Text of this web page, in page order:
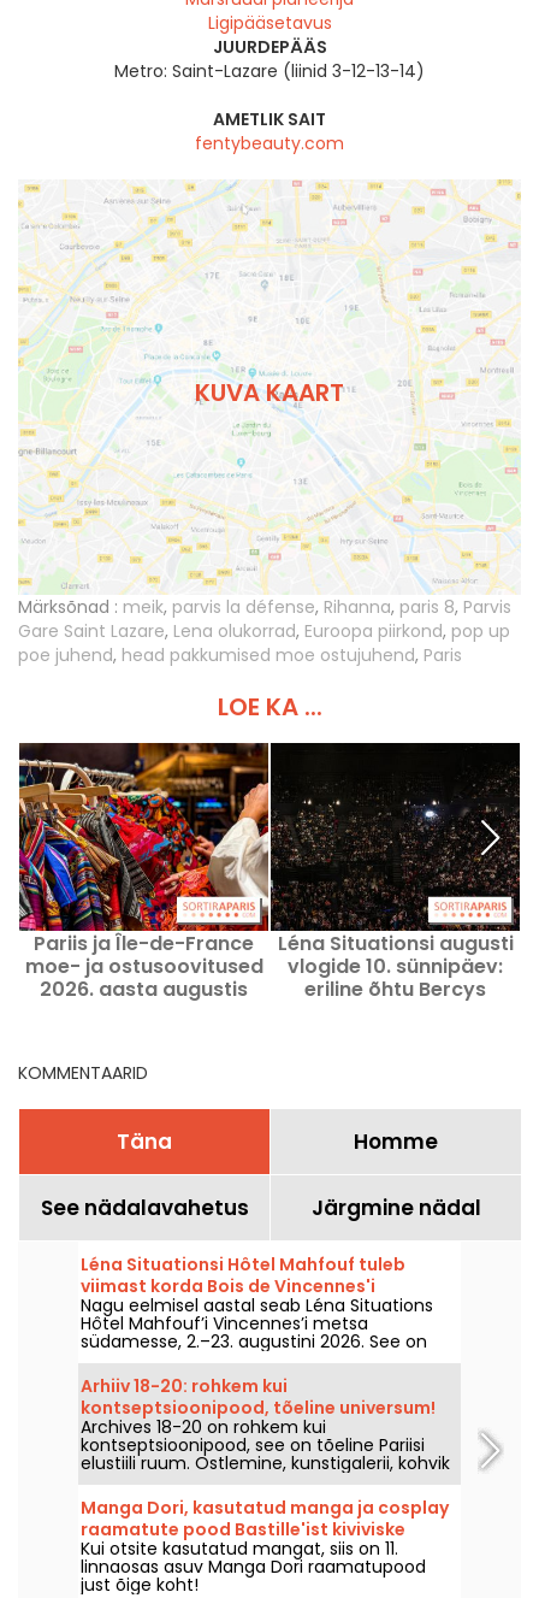
Ligipääsetavus
JUURDEPÄÄS
Metro: Saint-Lazare (liinid 3-12-13-14)
AMETLIK SAIT
fentybeauty.com
KUVA KAART
Märksõnad : meik, parvis la défense, Rihanna, paris 8, Parvis
Gare Saint Lazare, Lena olukorrad, Euroopa piirkond, pop up
poe juhend, head pakkumised moe ostujuhend, Paris
LOE KA ...
Pariis ja Île-de-France
moe- ja ostusoovitused
2026. aasta augustis
Léna Situationsi augusti
vlogide 10. sünnipäev:
eriline õhtu Bercys
KOMMENTAARID
Täna Homme
See nädalavahetus Järgmine nädal
Léna Situationsi Hôtel Mahfouf tuleb
viimast korda Bois de Vincennes'i
südamesse
Nagu eelmisel aastal seab Léna Situations
Hôtel Mahfouf’i Vincennes’i metsa
südamesse, 2.–23. augustini 2026. See on
chill ja suvine paik, kus kohtuvad augusti
vlogid, ostlemine, taimetoidust maiustused
ja lõõgastus – nostalgilise maitsega.
Arhiiv 18-20: rohkem kui
kontseptsioonipood, tõeline universum!
Archives 18-20 on rohkem kui
kontseptsioonipood, see on tõeline Pariisi
elustiili ruum. Ostlemine, kunstigalerii, kohvik
- see on mitmekülgne koht, kus on midagi
igaühele!
Manga Dori, kasutatud manga ja cosplay
raamatute pood Bastille'ist kiviviske
kaugusel: fotod ja aruanne
Kui otsite kasutatud mangat, siis on 11.
linnaosas asuv Manga Dori raamatupood
just õige koht!